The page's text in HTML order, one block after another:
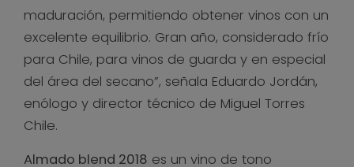
maduración, permitiendo obtener vinos con un
excelente equilibrio. Gran año, considerado frío
para Chile, para vinos de guarda y en especial
del área del secano”, señala Eduardo Jordán,
enólogo y director técnico de Miguel Torres
Chile.
Almado blend 2018 es un vino de tono